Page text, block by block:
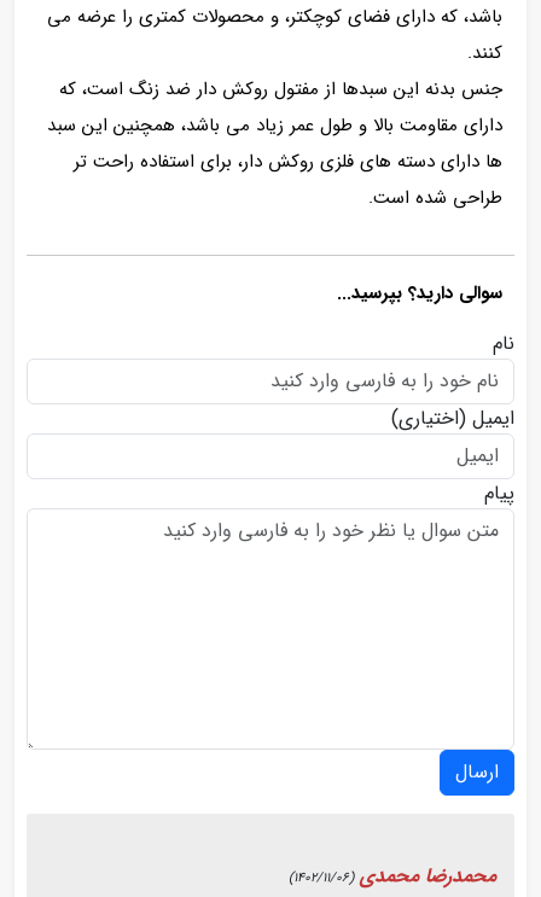
باشد، که دارای فضای کوچکتر، و محصولات کمتری را عرضه می
کنند.
جنس بدنه این سبدها از مفتول روکش دار ضد زنگ است، که
دارای مقاومت بالا و طول عمر زیاد می باشد، همچنین این سبد
ها دارای دسته های فلزی روکش دار، برای استفاده راحت تر
طراحی شده است.
سوالی دارید؟ بپرسید...
نام
ایمیل (اختیاری)
پیام
ارسال
محمدرضا محمدی(1402/11/06)